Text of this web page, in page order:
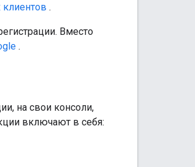
.
Вместо
.
на свои консоли,
включают в себя: